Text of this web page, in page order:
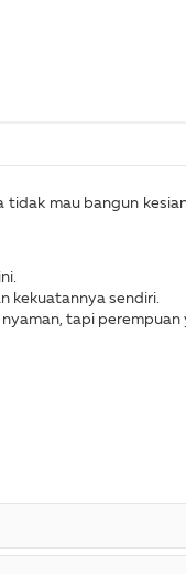
mau bangun
kekuatannya sendiri.
tapi